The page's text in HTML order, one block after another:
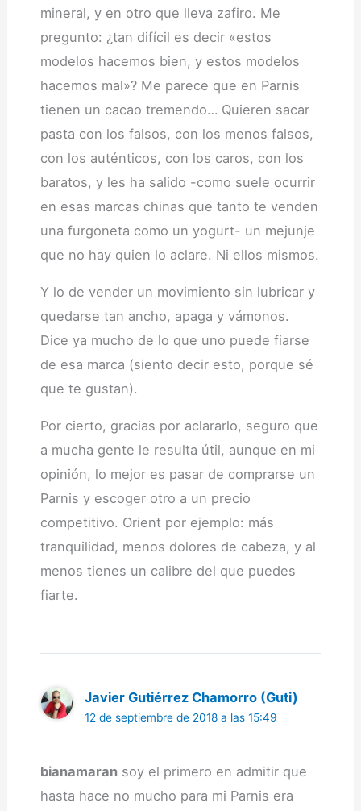
mineral, y en otro que lleva zafiro. Me
pregunto: ¿tan difícil es decir «estos
modelos hacemos bien, y estos modelos
hacemos mal»? Me parece que en Parnis
tienen un cacao tremendo… Quieren sacar
pasta con los falsos, con los menos falsos,
con los auténticos, con los caros, con los
baratos, y les ha salido -como suele ocurrir
en esas marcas chinas que tanto te venden
una furgoneta como un yogurt- un mejunje
que no hay quien lo aclare. Ni ellos mismos.
Y lo de vender un movimiento sin lubricar y
quedarse tan ancho, apaga y vámonos.
Dice ya mucho de lo que uno puede fiarse
de esa marca (siento decir esto, porque sé
que te gustan).
Por cierto, gracias por aclararlo, seguro que
a mucha gente le resulta útil, aunque en mi
opinión, lo mejor es pasar de comprarse un
Parnis y escoger otro a un precio
competitivo. Orient por ejemplo: más
tranquilidad, menos dolores de cabeza, y al
menos tienes un calibre del que puedes
fiarte.
Javier Gutiérrez Chamorro (Guti)
12 de septiembre de 2018 a las 15:49
bianamaransoy el primero en admitir que
hasta hace no mucho para mi Parnis era